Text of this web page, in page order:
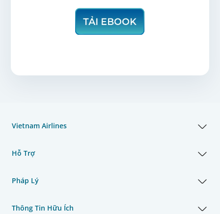
Vietnam Airlines
Hỗ Trợ
Pháp Lý
Thông Tin Hữu Ích